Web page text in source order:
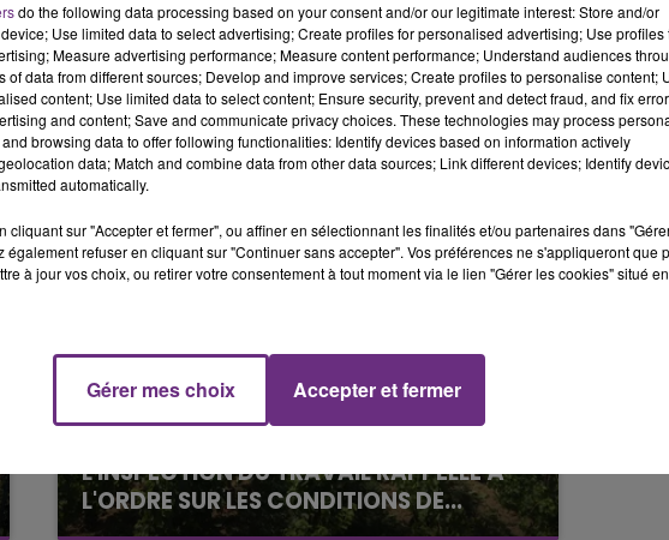
6h00 - 10h00
LA FAMILLE LE
Blessé léger, il a été transféré au centre
a été mise en place.
L'INSPECTION DU TRAVAIL RAPPELLE À
L'ORDRE SUR LES CONDITIONS DE...
Alors que les dates de début des vendange
A
LE TICKET DE CAISSE
do the following data processing based on your consent and/or our legitimate interest: Store and/or
Use limited data to select advertising; Create profiles for personalised advertising; Use profiles
Measure advertising performance; Measure content performance; Understand audiences
of data from different sources; Develop and improve services; Create profiles to personalise content;
content; Use limited data to select content; Ensure security, prevent and detect fraud, and fix
and content; Save and communicate privacy choices. These technologies may process
browsing data to offer following functionalities: Identify devices based on information actively
data; Match and combine data from other data sources; Link different devices; Identify
automatically.
cliquant sur "Accepter et fermer", ou affiner en sélectionnant les finalités et/ou partenaires dans
également refuser en cliquant sur "Continuer sans accepter". Vos préférences ne s'appliqueront que
à jour vos choix, ou retirer votre consentement à tout moment via le lien "Gérer les cookies" situé en
Gérer mes choix Accepter et fermer